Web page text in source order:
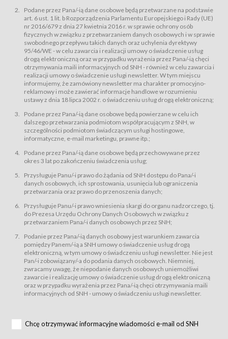
Sklep – sklep internetowy prowadzony przez Usługodawcę w Serwisie;
Regulamin – niniejszy regulamin.
§ 2
Postanowienia ogólne
Regulamin określa zasady:
świadczenia Usługobiorcom Usług przez Usługodawcę, z
zastrzeżeniem usług, o których mowa w ust. 2 pkt. 4 i 5 poniżej, których
zasady świadczenia precyzują odrębne regulaminy,
przetwarzania przez Usługodawcę danych osobowych Usługobiorców
będących osobami fizycznymi.
świadczy Usługi drogą elektroniczną w rozumieniu ustawy z dnia 18 lipca
2002 r. o świadczeniu usług drogą elektroniczną (Dz.U. z 2002 r., Nr 144, poz.
1204, z późń. zm.). Usługi świadczone są nieodpłatnie.
usługę przeglądania i odczytywania przez Usługobiorców materiałów
zamieszczanych w Serwisie,
usługę utrzymywania konta użytkownika w Serwisie,
usługę newsletter,
usługę zawierania na odległość umów nabycia Karnetów i Biletów,
usługę zawierania na odległość umów sprzedaży w Sklepie.
dnia 18 lipca 2002 r. o świadczeniu usług drogą elektroniczną (Dz.U. z 2002
r., Nr 144, poz. 1204, z późń. zm.). Usługi świadczone są nieodpłatnie.
Na zasadach określonych w Regulaminie dostęp do Serwisu jest otwarty dla
Usługobiorca przed rozpoczęciem korzystania z Serwisu jest zobowiązany
zapoznać się z Regulaminem. Założenie konta w Serwisie oraz zamówienie
usługi newsletter za pośrednictwem przeznaczonego do tego formularza
zamieszczonego na stronach Serwisu dostępnych dla wszystkich
Usługobiorców wymaga akceptacji postanowień Regulaminu.
Usługobiorca zobowiązany jest do przestrzegania postanowień Regulaminu
od chwili rozpoczęcia korzystania z Serwisu.
Regulamin jest udostępniony Usługobiorcom nieodpłatnie za
Warunki techniczne korzystania z Usług
Podane przez Pana/-ią dane osobowe będą przetwarzane na podstawie
art. 6 ust. 1 lit. b Rozporządzenia Parlamentu Europejskiego i Rady (UE)
nr 2016/679 z dnia 27 kwietnia 2016 r. w sprawie ochrony osób
fizycznych w związku z przetwarzaniem danych osobowych i w sprawie
swobodnego przepływu takich danych oraz uchylenia dyrektywy
95/46/WE - w celu zawarcia i realizacji umowy o świadczenie usług
drogą elektroniczną oraz w przypadku wyrażenia przez Pana/-ią chęci
otrzymywania maili informacyjnych od SNH - również w celu zawarcia i
realizacji umowy o świadczenie usługi newsletter. W tym miejscu
informujemy, że zamówiony newsletter ma charakter promocyjno-
reklamowy i może zawierać informacje handlowe w rozumieniu
ustawy z dnia 18 lipca 2002 r. o świadczeniu usług drogą elektroniczną;
Podane przez Pana/-ią dane osobowe będą powierzane w celu ich
dalszego przetwarzania podmiotom współpracującym z SNH, w
szczególności podmiotom świadczącym usługi hostingowe,
informatyczne, e-mail marketingu, prawne itp.;
Podane przez Pana/-ią dane osobowe będą przechowywane przez
okres 3 lat po zakończeniu świadczenia usług;
Przysługuje Panu/-i prawo do żądania od SNH dostępu do Pana/-i
danych osobowych, ich sprostowania, usunięcia lub ograniczenia
przetwarzania oraz prawo do przenoszenia danych;
Przysługuje Panu/-i prawo wniesienia skargi do organu nadzorczego, tj.
do Prezesa Urzędu Ochrony Danych Osobowych w związku z
przetwarzaniem Pana/-i danych osobowych przez SNH;
Podanie przez Pana/-ią danych osobowy jest warunkiem zawarcia
pomiędzy Panem/-ią a SNH umowy o świadczenie usług drogą
elektroniczną, w tym umowy o świadczeniu usługi newsletter. Nie jest
Pan/-i zobowiązany/-a do podania danych osobowych. Niemniej,
zwracamy uwagę, że niepodanie danych osobowych uniemożliwi
zawarcie i realizację umowy o świadczenie usług drogą elektroniczną
oraz w przypadku wyrażenia przez Pana/-ią chęci otrzymywania maili
informacyjnych od SNH - umowy o świadczeniu usługi newsletter.
Chcę otrzymywać informacyjne wiadomości e-mail od SNH